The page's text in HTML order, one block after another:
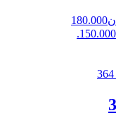
قیمت اصلی: تومان180.000